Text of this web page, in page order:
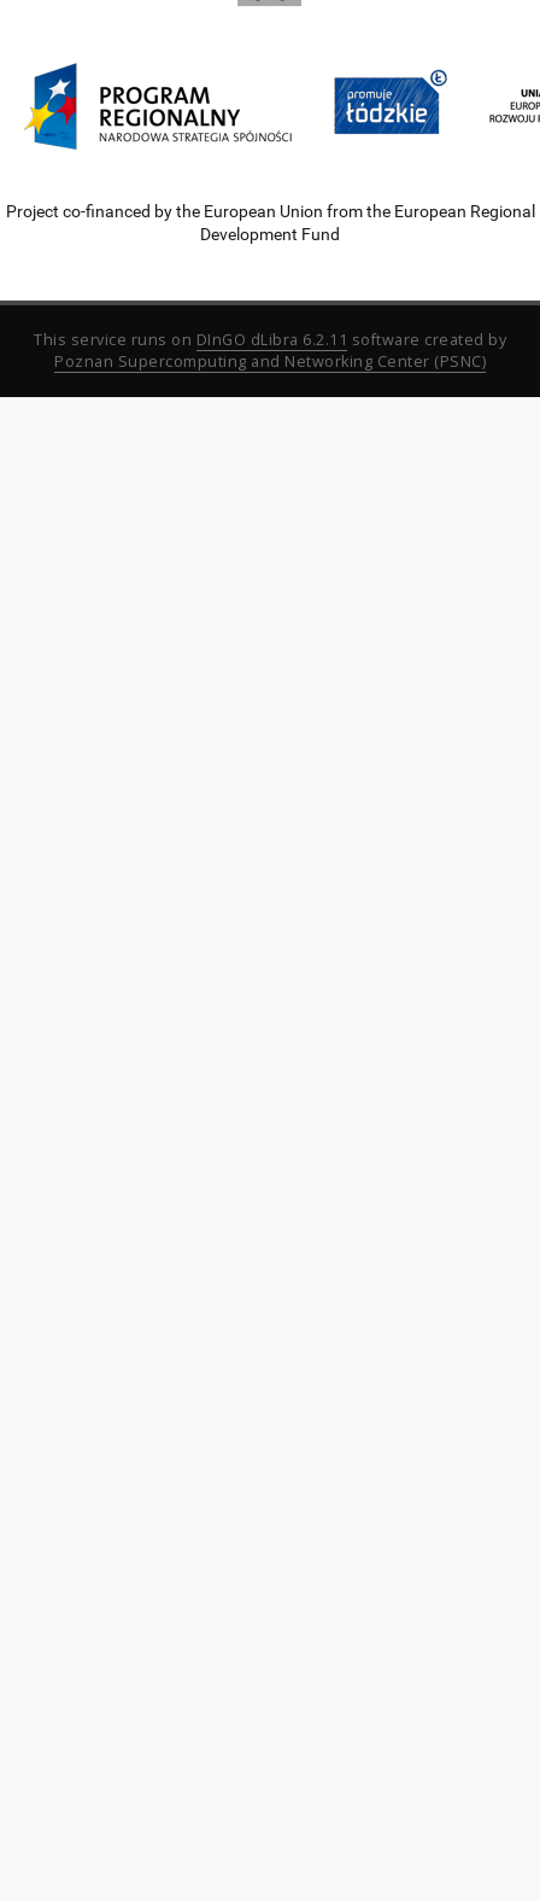
Project co-financed by the European Union from the European Regional
Development Fund
This service runs on DInGO dLibra 6.2.11 software created by
Poznan Supercomputing and Networking Center (PSNC)